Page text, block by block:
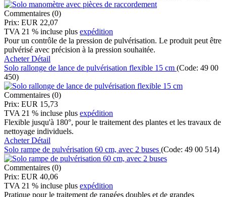
Commentaires (0)
Prix: EUR 22,07
TVA 21 % incluse plus expédition
Pour un contrôle de la pression de pulvérisation. Le produit peut être
pulvérisé avec précision à la pression souhaitée.
AcheterDétail
Solo rallonge de lance de pulvérisation flexible 15 cm (Code: 49 00
450)
Commentaires (0)
Prix: EUR 15,73
TVA 21 % incluse plus expédition
Flexible jusqu'à 180°, pour le traitement des plantes et les travaux de
nettoyage individuels.
AcheterDétail
Solo rampe de pulvérisation 60 cm, avec 2 buses (Code: 49 00 514)
Commentaires (0)
Prix: EUR 40,06
TVA 21 % incluse plus expédition
Pratique pour le traitement de rangées doubles et de grandes